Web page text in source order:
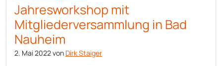
Jahresworkshop mit
Mitgliederversammlung in Bad
Nauheim
2. Mai 2022von Dirk Staiger